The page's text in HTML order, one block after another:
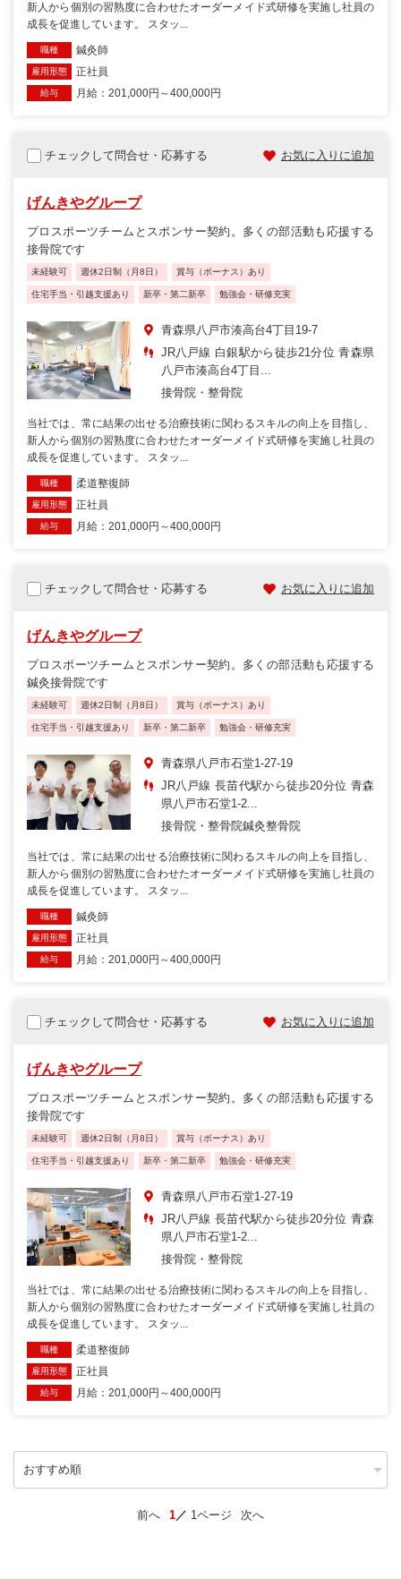
新人から個別の習熟度に合わせたオーダーメイド式研修を実施し社員の
成長を促進しています。 スタッ...
職種 鍼灸師
雇用形態 正社員
給与 月給：201,000円～400,000円
チェックして問合せ・応募する お気に入りに追加
げんきやグループ
プロスポーツチームとスポンサー契約。多くの部活動も応援する
接骨院です
未経験可 週休2日制（月8日） 賞与（ボーナス）あり
住宅手当・引越支援あり 新卒・第二新卒 勉強会・研修充実
青森県八戸市湊高台4丁目19-7
JR八戸線 白銀駅から徒歩21分位 青森県
八戸市湊高台4丁目...
接骨院・整骨院
当社では、常に結果の出せる治療技術に関わるスキルの向上を目指し、
新人から個別の習熟度に合わせたオーダーメイド式研修を実施し社員の
成長を促進しています。 スタッ...
職種 柔道整復師
雇用形態 正社員
給与 月給：201,000円～400,000円
チェックして問合せ・応募する お気に入りに追加
げんきやグループ
プロスポーツチームとスポンサー契約。多くの部活動も応援する
鍼灸接骨院です
未経験可 週休2日制（月8日） 賞与（ボーナス）あり
住宅手当・引越支援あり 新卒・第二新卒 勉強会・研修充実
青森県八戸市石堂1-27-19
JR八戸線 長苗代駅から徒歩20分位 青森
県八戸市石堂1-2...
接骨院・整骨院鍼灸整骨院
当社では、常に結果の出せる治療技術に関わるスキルの向上を目指し、
新人から個別の習熟度に合わせたオーダーメイド式研修を実施し社員の
成長を促進しています。 スタッ...
職種 鍼灸師
雇用形態 正社員
給与 月給：201,000円～400,000円
チェックして問合せ・応募する お気に入りに追加
げんきやグループ
プロスポーツチームとスポンサー契約。多くの部活動も応援する
接骨院です
未経験可 週休2日制（月8日） 賞与（ボーナス）あり
住宅手当・引越支援あり 新卒・第二新卒 勉強会・研修充実
青森県八戸市石堂1-27-19
JR八戸線 長苗代駅から徒歩20分位 青森
県八戸市石堂1-2...
接骨院・整骨院
当社では、常に結果の出せる治療技術に関わるスキルの向上を目指し、
新人から個別の習熟度に合わせたオーダーメイド式研修を実施し社員の
成長を促進しています。 スタッ...
職種 柔道整復師
雇用形態 正社員
給与 月給：201,000円～400,000円
前へ 1 1ページ 次へ